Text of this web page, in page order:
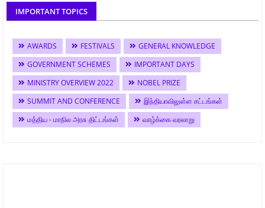
IMPORTANT TOPICS
AWARDS FESTIVALS
GENERAL KNOWLEDGE
GOVERNMENT SCHEMES
IMPORTANT DAYS
MINISTRY OVERVIEW 2022
NOBEL PRIZE
SUMMIT AND CONFERENCE
இந்தியாவிலுள்ள சட்டங்கள்
மத்திய - மாநில அரசு திட்டங்கள்
வாழ்க்கை வரலாறு